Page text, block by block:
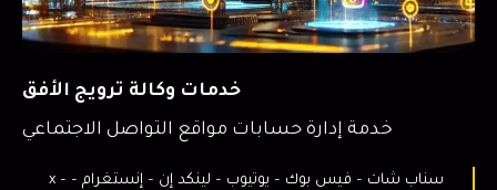
خدمات وكالة ترويج الأفق
خدمة إدارة حسابات مواقع التواصل الاجتماعي
x – سناب شات – فيس بوك – يوتيوب – لينكد إن – إنستغرام –